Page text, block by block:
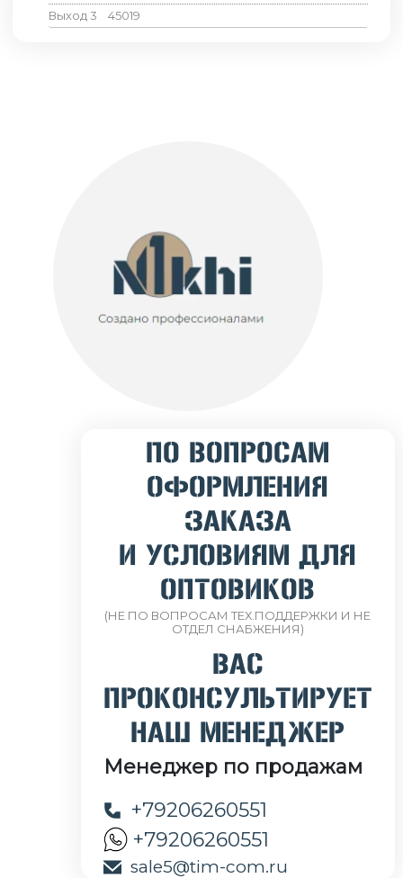
Выход 3
45019
ПО ВОПРОСАМ
ОФОРМЛЕНИЯ
ЗАКАЗА
И УСЛОВИЯМ ДЛЯ
ОПТОВИКОВ
(НЕ ПО ВОПРОСАМ ТЕХ.ПОДДЕРЖКИ И НЕ
ОТДЕЛ СНАБЖЕНИЯ)
ВАС
ПРОКОНСУЛЬТИРУЕТ
НАШ МЕНЕДЖЕР
Менеджер по продажам
+79206260551
+79206260551
sale5@tim-com.ru